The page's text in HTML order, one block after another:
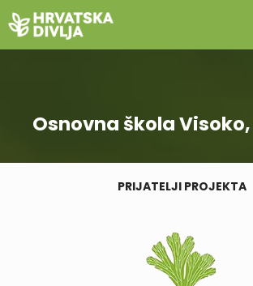
Osnovna škola
PRIJATELJI PROJEKTA